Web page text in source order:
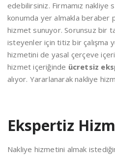
edebilirsiniz. Firmamız nakliye
konumda yer almakla beraber
hizmet sunuyor. Sorunsuz bir
isteyenler için titiz bir çalışma
hizmetini de yasal çerçeve
hizmet içeriğinde ücretsiz
alıyor. Yararlanarak nakliye
Ekspertiz
Nakliye hizmetini almak